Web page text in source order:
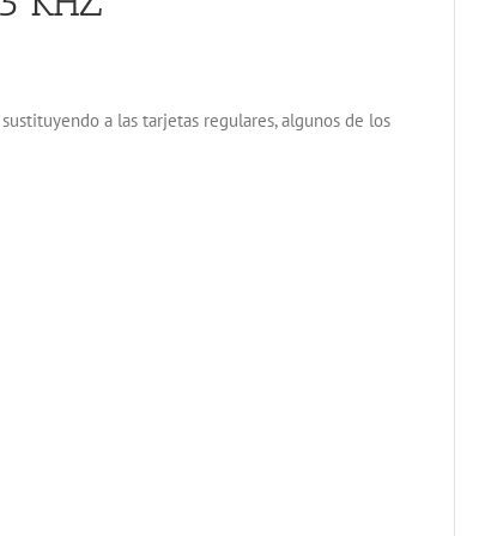
a las tarjetas regulares, algunos de los